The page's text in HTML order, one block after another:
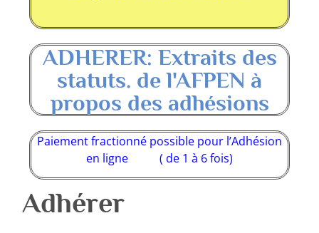
ADHERER: Extraits des
statuts. de l'AFPEN à
propos des adhésions
Paiement fractionné possible pour l’Adhésion
en ligne ( de 1 à 6 fois)
Adhérer